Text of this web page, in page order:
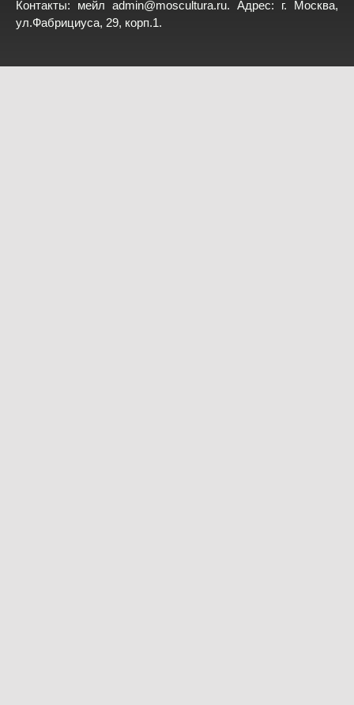
Контакты: мейл admin@moscultura.ru. Адрес: г. Москва,
ул.Фабрициуса, 29, корп.1.